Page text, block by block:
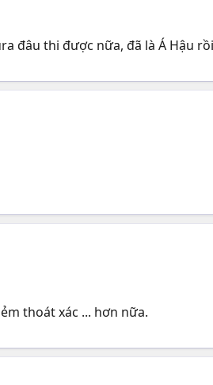
đâu thi được nữa, đã là Á Hậu
thoát xác ... hơn nữa.